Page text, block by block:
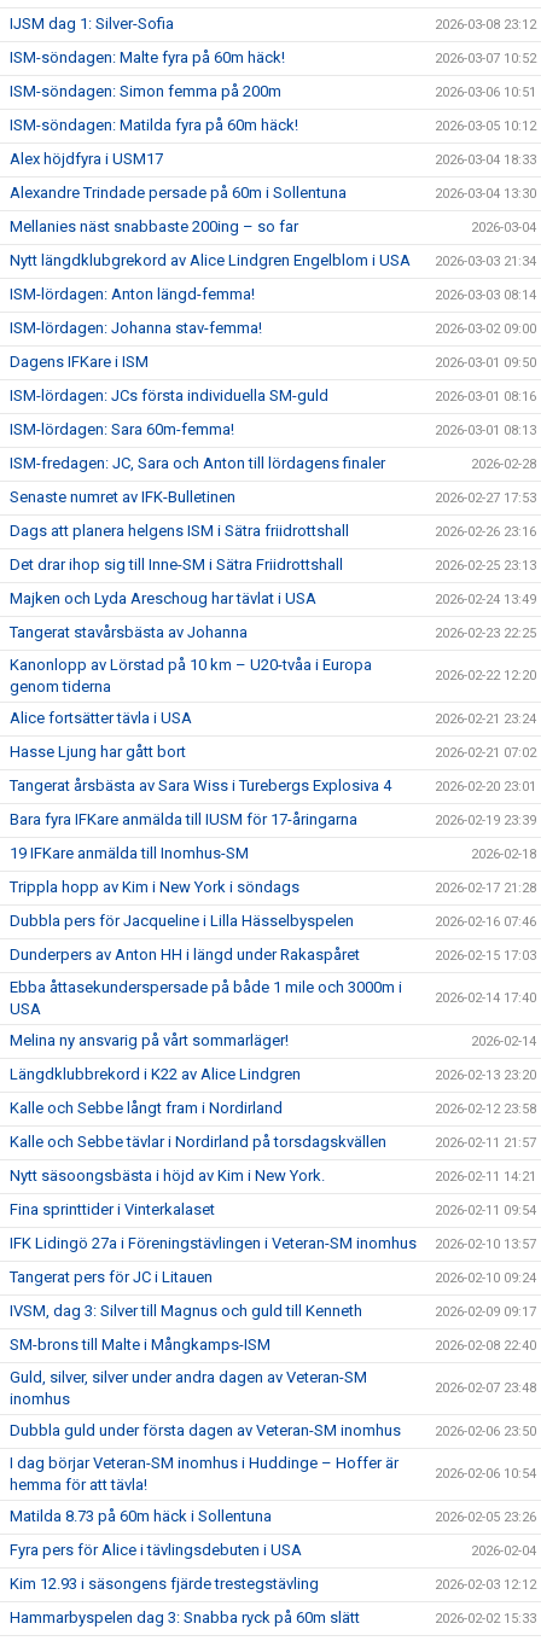
IJSM dag 1: Silver-Sofia 2026-03-08 23:12
ISM-söndagen: Malte fyra på 60m häck! 2026-03-07 10:52
ISM-söndagen: Simon femma på 200m 2026-03-06 10:51
ISM-söndagen: Matilda fyra på 60m häck! 2026-03-05 10:12
Alex höjdfyra i USM17 2026-03-04 18:33
Alexandre Trindade persade på 60m i Sollentuna 2026-03-04 13:30
Mellanies näst snabbaste 200ing – so far 2026-03-04
Nytt längdklubgrekord av Alice Lindgren Engelblom i USA 2026-03-03 21:34
ISM-lördagen: Anton längd-femma! 2026-03-03 08:14
ISM-lördagen: Johanna stav-femma! 2026-03-02 09:00
Dagens IFKare i ISM 2026-03-01 09:50
ISM-lördagen: JCs första individuella SM-guld 2026-03-01 08:16
ISM-lördagen: Sara 60m-femma! 2026-03-01 08:13
ISM-fredagen: JC, Sara och Anton till lördagens finaler 2026-02-28
Senaste numret av IFK-Bulletinen 2026-02-27 17:53
Dags att planera helgens ISM i Sätra friidrottshall 2026-02-26 23:16
Det drar ihop sig till Inne-SM i Sätra Friidrottshall 2026-02-25 23:13
Majken och Lyda Areschoug har tävlat i USA 2026-02-24 13:49
Tangerat stavårsbästa av Johanna 2026-02-23 22:25
Kanonlopp av Lörstad på 10 km – U20-tvåa i Europa
genom tiderna
2026-02-22 12:20
Alice fortsätter tävla i USA 2026-02-21 23:24
Hasse Ljung har gått bort 2026-02-21 07:02
Tangerat årsbästa av Sara Wiss i Turebergs Explosiva 4 2026-02-20 23:01
Bara fyra IFKare anmälda till IUSM för 17-åringarna 2026-02-19 23:39
19 IFKare anmälda till Inomhus-SM 2026-02-18
Trippla hopp av Kim i New York i söndags 2026-02-17 21:28
Dubbla pers för Jacqueline i Lilla Hässelbyspelen 2026-02-16 07:46
Dunderpers av Anton HH i längd under Rakaspåret 2026-02-15 17:03
Ebba åttasekunderspersade på både 1 mile och 3000m i
USA
2026-02-14 17:40
Melina ny ansvarig på vårt sommarläger! 2026-02-14
Längdklubbrekord i K22 av Alice Lindgren 2026-02-13 23:20
Kalle och Sebbe långt fram i Nordirland 2026-02-12 23:58
Kalle och Sebbe tävlar i Nordirland på torsdagskvällen 2026-02-11 21:57
Nytt säsoongsbästa i höjd av Kim i New York. 2026-02-11 14:21
Fina sprinttider i Vinterkalaset 2026-02-11 09:54
IFK Lidingö 27a i Föreningstävlingen i Veteran-SM inomhus 2026-02-10 13:57
Tangerat pers för JC i Litauen 2026-02-10 09:24
IVSM, dag 3: Silver till Magnus och guld till Kenneth 2026-02-09 09:17
SM-brons till Malte i Mångkamps-ISM 2026-02-08 22:40
Guld, silver, silver under andra dagen av Veteran-SM
inomhus
2026-02-07 23:48
Dubbla guld under första dagen av Veteran-SM inomhus 2026-02-06 23:50
I dag börjar Veteran-SM inomhus i Huddinge – Hoffer är
hemma för att tävla!
2026-02-06 10:54
Matilda 8.73 på 60m häck i Sollentuna 2026-02-05 23:26
Fyra pers för Alice i tävlingsdebuten i USA 2026-02-04
Kim 12.93 i säsongens fjärde trestegstävling 2026-02-03 12:12
Hammarbyspelen dag 3: Snabba ryck på 60m slätt 2026-02-02 15:33